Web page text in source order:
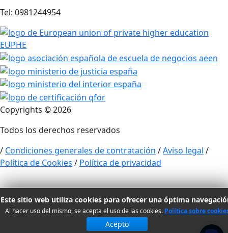
Tel: 0981244954
Copyrights ©2026
Todos los derechos reservados
/ Condiciones generales de contratación /Aviso legal /
Política de Cookies / Política de privacidad
Este sitio web utiliza cookies para ofrecer una óptima
Al hacer uso del mismo, se acepta el uso de las cookies. Política sobre
Acepto